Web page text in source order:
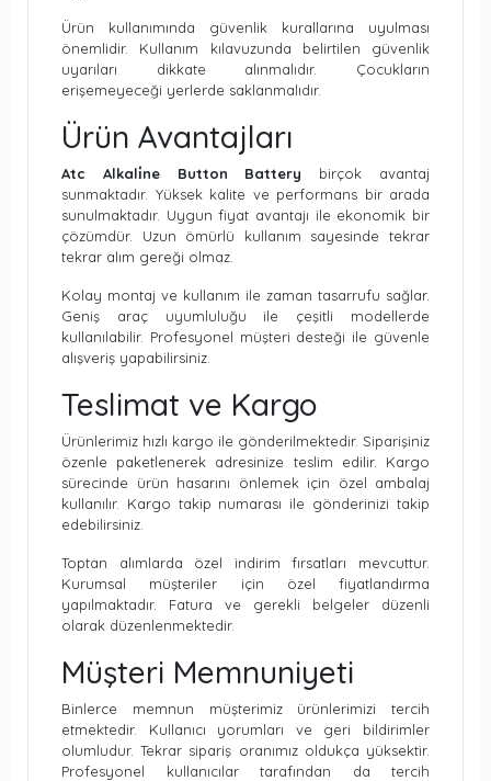
Ürün kullanımında güvenlik kurallarına uyulması
önemlidir. Kullanım kılavuzunda belirtilen güvenlik
uyarıları dikkate alınmalıdır. Çocukların
erişemeyeceği yerlerde saklanmalıdır.
Ürün Avantajları
Atc Alkali̇ne Button Battery birçok avantaj
sunmaktadır. Yüksek kalite ve performans bir arada
sunulmaktadır. Uygun fiyat avantajı ile ekonomik bir
çözümdür. Uzun ömürlü kullanım sayesinde tekrar
tekrar alım gereği olmaz.
Kolay montaj ve kullanım ile zaman tasarrufu sağlar.
Geniş araç uyumluluğu ile çeşitli modellerde
kullanılabilir. Profesyonel müşteri desteği ile güvenle
alışveriş yapabilirsiniz.
Teslimat ve Kargo
Ürünlerimiz hızlı kargo ile gönderilmektedir. Siparişiniz
özenle paketlenerek adresinize teslim edilir. Kargo
sürecinde ürün hasarını önlemek için özel ambalaj
kullanılır. Kargo takip numarası ile gönderinizi takip
edebilirsiniz.
Toptan alımlarda özel indirim fırsatları mevcuttur.
Kurumsal müşteriler için özel fiyatlandırma
yapılmaktadır. Fatura ve gerekli belgeler düzenli
olarak düzenlenmektedir.
Müşteri Memnuniyeti
Binlerce memnun müşterimiz ürünlerimizi tercih
etmektedir. Kullanıcı yorumları ve geri bildirimler
olumludur. Tekrar sipariş oranımız oldukça yüksektir.
Profesyonel kullanıcılar tarafından da tercih